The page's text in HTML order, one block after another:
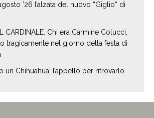
’26 l’alzata del nuovo “Giglio“ di
CARDINALE. Chi era Carmine Colucci,
tragicamente nel giorno della festa di
un Chihuahua: l’appello per ritrovarlo